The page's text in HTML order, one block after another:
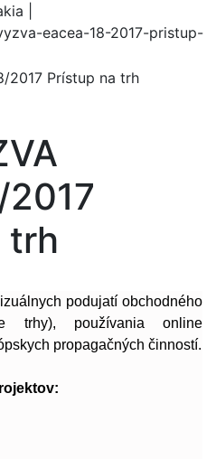
|
eacea-18-2017-pristup-
2017
trh
podujatí obchodného
trhy), používania online
propagačných činností.